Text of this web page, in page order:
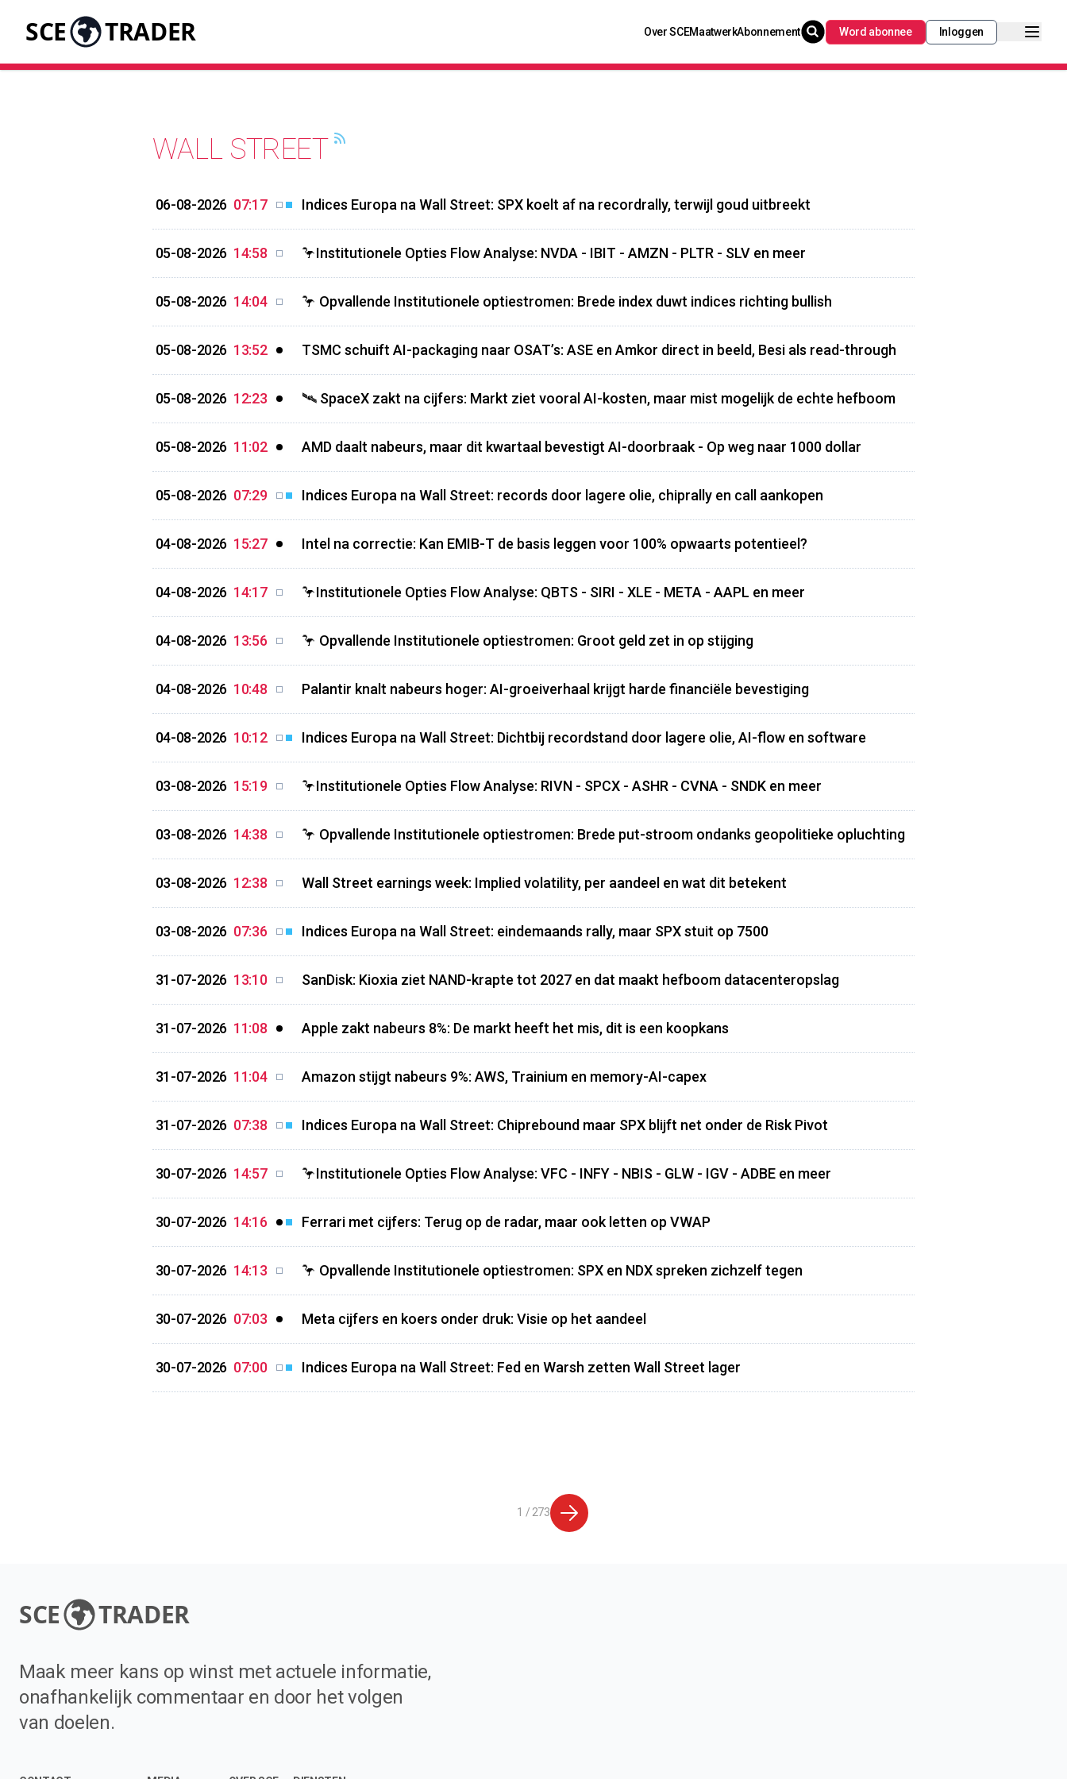
SCE TRADER Over SCEMaatwerkAbonnement Word abonnee Inloggen
WALL STREET
06-08-2026 07:17 Indices Europa na Wall Street: SPX koelt af na recordrally, terwijl goud uitbreekt
05-08-2026 14:58 🦩Institutionele Opties Flow Analyse: NVDA - IBIT - AMZN - PLTR - SLV en meer
05-08-2026 14:04 🦩 Opvallende Institutionele optiestromen: Brede index duwt indices richting bullish
05-08-2026 13:52 TSMC schuift AI-packaging naar OSAT’s: ASE en Amkor direct in beeld, Besi als read-through
05-08-2026 12:23 🛰️ SpaceX zakt na cijfers: Markt ziet vooral AI-kosten, maar mist mogelijk de echte hefboom
05-08-2026 11:02 AMD daalt nabeurs, maar dit kwartaal bevestigt AI-doorbraak - Op weg naar 1000 dollar
05-08-2026 07:29 Indices Europa na Wall Street: records door lagere olie, chiprally en call aankopen
04-08-2026 15:27 Intel na correctie: Kan EMIB-T de basis leggen voor 100% opwaarts potentieel?
04-08-2026 14:17 🦩Institutionele Opties Flow Analyse: QBTS - SIRI - XLE - META - AAPL en meer
04-08-2026 13:56 🦩 Opvallende Institutionele optiestromen: Groot geld zet in op stijging
04-08-2026 10:48 Palantir knalt nabeurs hoger: AI-groeiverhaal krijgt harde financiële bevestiging
04-08-2026 10:12 Indices Europa na Wall Street: Dichtbij recordstand door lagere olie, AI-flow en software
03-08-2026 15:19 🦩Institutionele Opties Flow Analyse: RIVN - SPCX - ASHR - CVNA - SNDK en meer
03-08-2026 14:38 🦩 Opvallende Institutionele optiestromen: Brede put-stroom ondanks geopolitieke opluchting
03-08-2026 12:38 Wall Street earnings week: Implied volatility, per aandeel en wat dit betekent
03-08-2026 07:36 Indices Europa na Wall Street: eindemaands rally, maar SPX stuit op 7500
31-07-2026 13:10 SanDisk: Kioxia ziet NAND-krapte tot 2027 en dat maakt hefboom datacenteropslag
31-07-2026 11:08 Apple zakt nabeurs 8%: De markt heeft het mis, dit is een koopkans
31-07-2026 11:04 Amazon stijgt nabeurs 9%: AWS, Trainium en memory-AI-capex
31-07-2026 07:38 Indices Europa na Wall Street: Chiprebound maar SPX blijft net onder de Risk Pivot
30-07-2026 14:57 🦩Institutionele Opties Flow Analyse: VFC - INFY - NBIS - GLW - IGV - ADBE en meer
30-07-2026 14:16 Ferrari met cijfers: Terug op de radar, maar ook letten op VWAP
30-07-2026 14:13 🦩 Opvallende Institutionele optiestromen: SPX en NDX spreken zichzelf tegen
30-07-2026 07:03 Meta cijfers en koers onder druk: Visie op het aandeel
30-07-2026 07:00 Indices Europa na Wall Street: Fed en Warsh zetten Wall Street lager
1 / 273
SCE TRADER
Maak meer kans op winst met actuele informatie,
onafhankelijk commentaar en door het volgen
van doelen.